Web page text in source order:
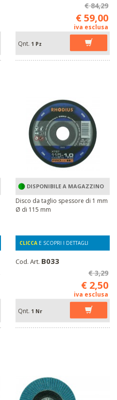
€ 84,29
€ 59,00
iva esclusa
Qnt. 1 Pz
DISPONIBILE A MAGAZZINO
Disco da taglio spessore di 1 mm
Ø di 115 mm
CLICCA E SCOPRI I DETTAGLI
Cod. Art. B033
€ 3,29
€ 2,50
iva esclusa
Qnt. 1 Nr